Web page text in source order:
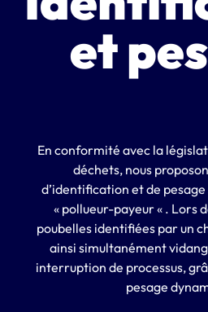
et
En conformité avec la
déchets, nous
d’identification et de
« pollueur-payeur « . Lors
poubelles identifiées par un
ainsi simultanément
interruption de processus,
pesage